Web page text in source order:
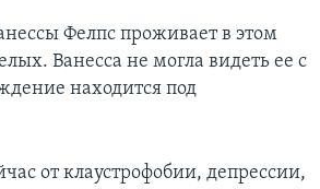
Фелпс проживает в этом
Ванесса не могла видеть ее с
находится под
от клаустрофобии, депрессии,